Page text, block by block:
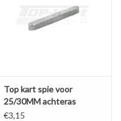
Top kart spie voor
25/30MM achteras
6x5x60
€3,15